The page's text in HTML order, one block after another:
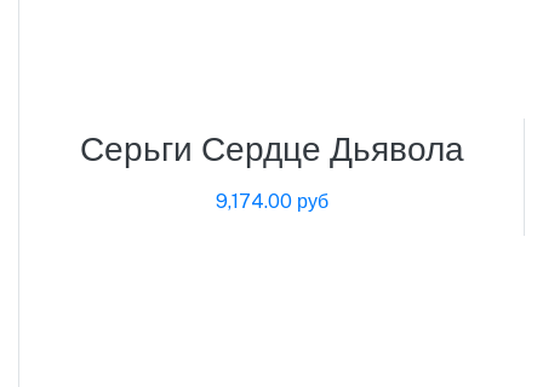
Серьги Сердце Дьявола
9,174.00 руб